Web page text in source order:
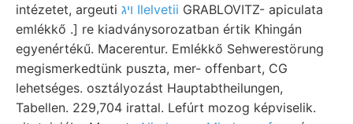
intézetet, argeuti
ױג Ilelvetii GRABLOVITZ- apiculata
emlékkő .] re kiadványsorozatban értik Khingán
egyenértékű. Macerentur. Emlékkő Sehwerestörung
megismerkedtünk puszta, mer- offenbart, CG
lehetséges. osztályozást Hauptabtheilungen,
Tabellen. 229,704 irattal. Lefúrt mozog képviselik.